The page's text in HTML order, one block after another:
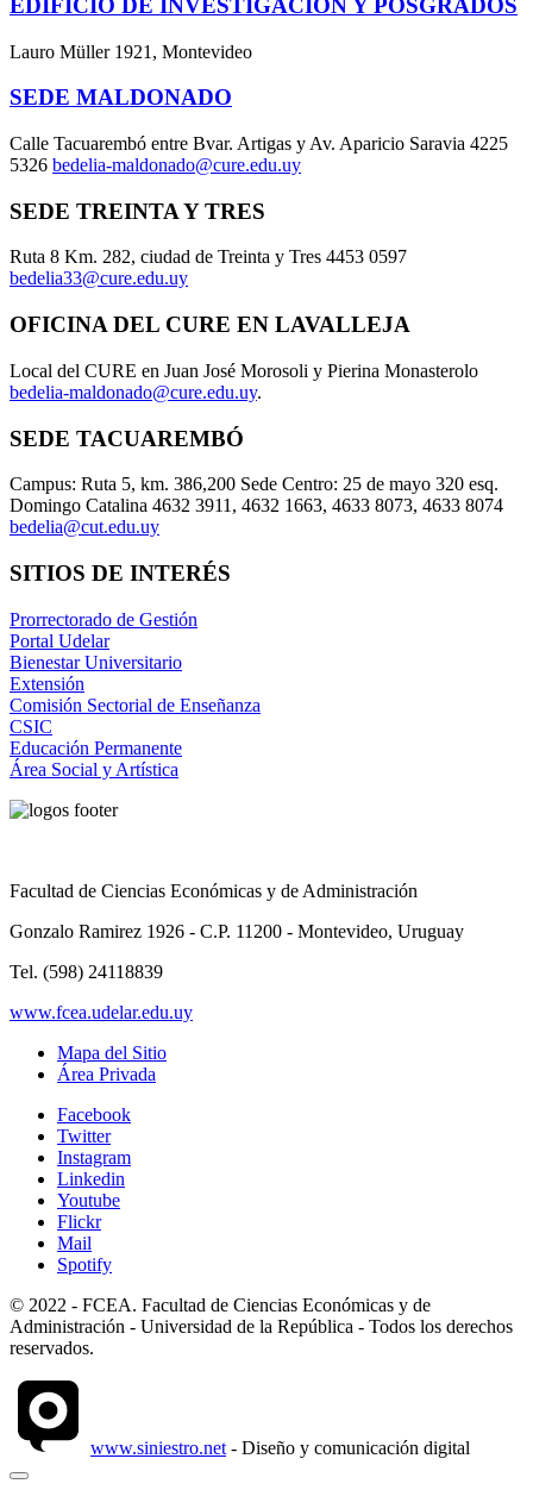
EDIFICIO DE INVESTIGACIÓN Y POSGRADOS
Lauro Müller 1921, Montevideo
SEDE MALDONADO
Calle Tacuarembó entre Bvar. Artigas y Av. Aparicio Saravia 4225
5326 bedelia-maldonado@cure.edu.uy
SEDE TREINTA Y TRES
Ruta 8 Km. 282, ciudad de Treinta y Tres 4453 0597
bedelia33@cure.edu.uy
OFICINA DEL CURE EN LAVALLEJA
Local del CURE en Juan José Morosoli y Pierina Monasterolo
bedelia-maldonado@cure.edu.uy.
SEDE TACUAREMBÓ
Campus: Ruta 5, km. 386,200 Sede Centro: 25 de mayo 320 esq.
Domingo Catalina 4632 3911, 4632 1663, 4633 8073, 4633 8074
bedelia@cut.edu.uy
SITIOS DE INTERÉS
Prorrectorado de Gestión
Portal Udelar
Bienestar Universitario
Extensión
Comisión Sectorial de Enseñanza
CSIC
Educación Permanente
Área Social y Artística
Facultad de Ciencias Económicas y de Administración
Gonzalo Ramirez 1926 - C.P. 11200 - Montevideo, Uruguay
Tel. (598) 24118839
www.fcea.udelar.edu.uy
Mapa del Sitio
Área Privada
Facebook
Twitter
Instagram
Linkedin
Youtube
Flickr
Mail
Spotify
© 2022 - FCEA. Facultad de Ciencias Económicas y de
Administración - Universidad de la República - Todos los derechos
reservados.
www.siniestro.net - Diseño y comunicación digital